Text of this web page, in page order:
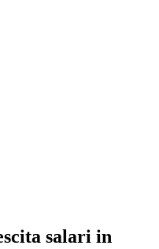
salari in